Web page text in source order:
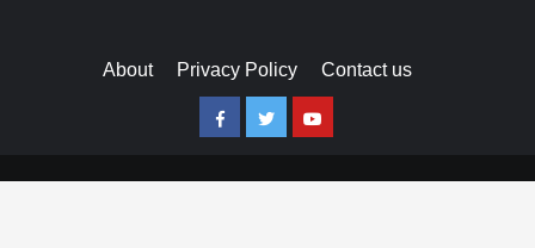
About Privacy Policy Contact us
FacebookTwitterYoutube